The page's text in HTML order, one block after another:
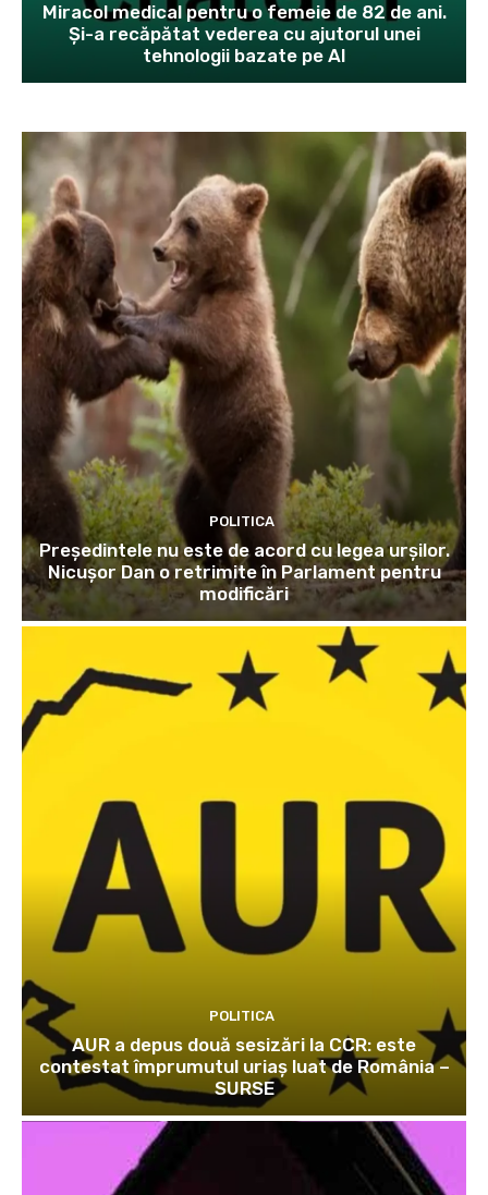
Miracol medical pentru o femeie de 82 de ani.
Și-a recăpătat vederea cu ajutorul unei
tehnologii bazate pe AI
POLITICA
Președintele nu este de acord cu legea urșilor.
Nicușor Dan o retrimite în Parlament pentru
modificări
POLITICA
AUR a depus două sesizări la CCR: este
contestat împrumutul uriaș luat de România –
SURSE